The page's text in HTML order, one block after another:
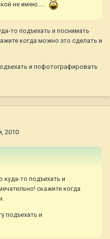
не имею.....
то подъехать и поснимать
когда можно это сделать и
и пофотографировать
2010
то подъехать и
скажите когда
подъехать и